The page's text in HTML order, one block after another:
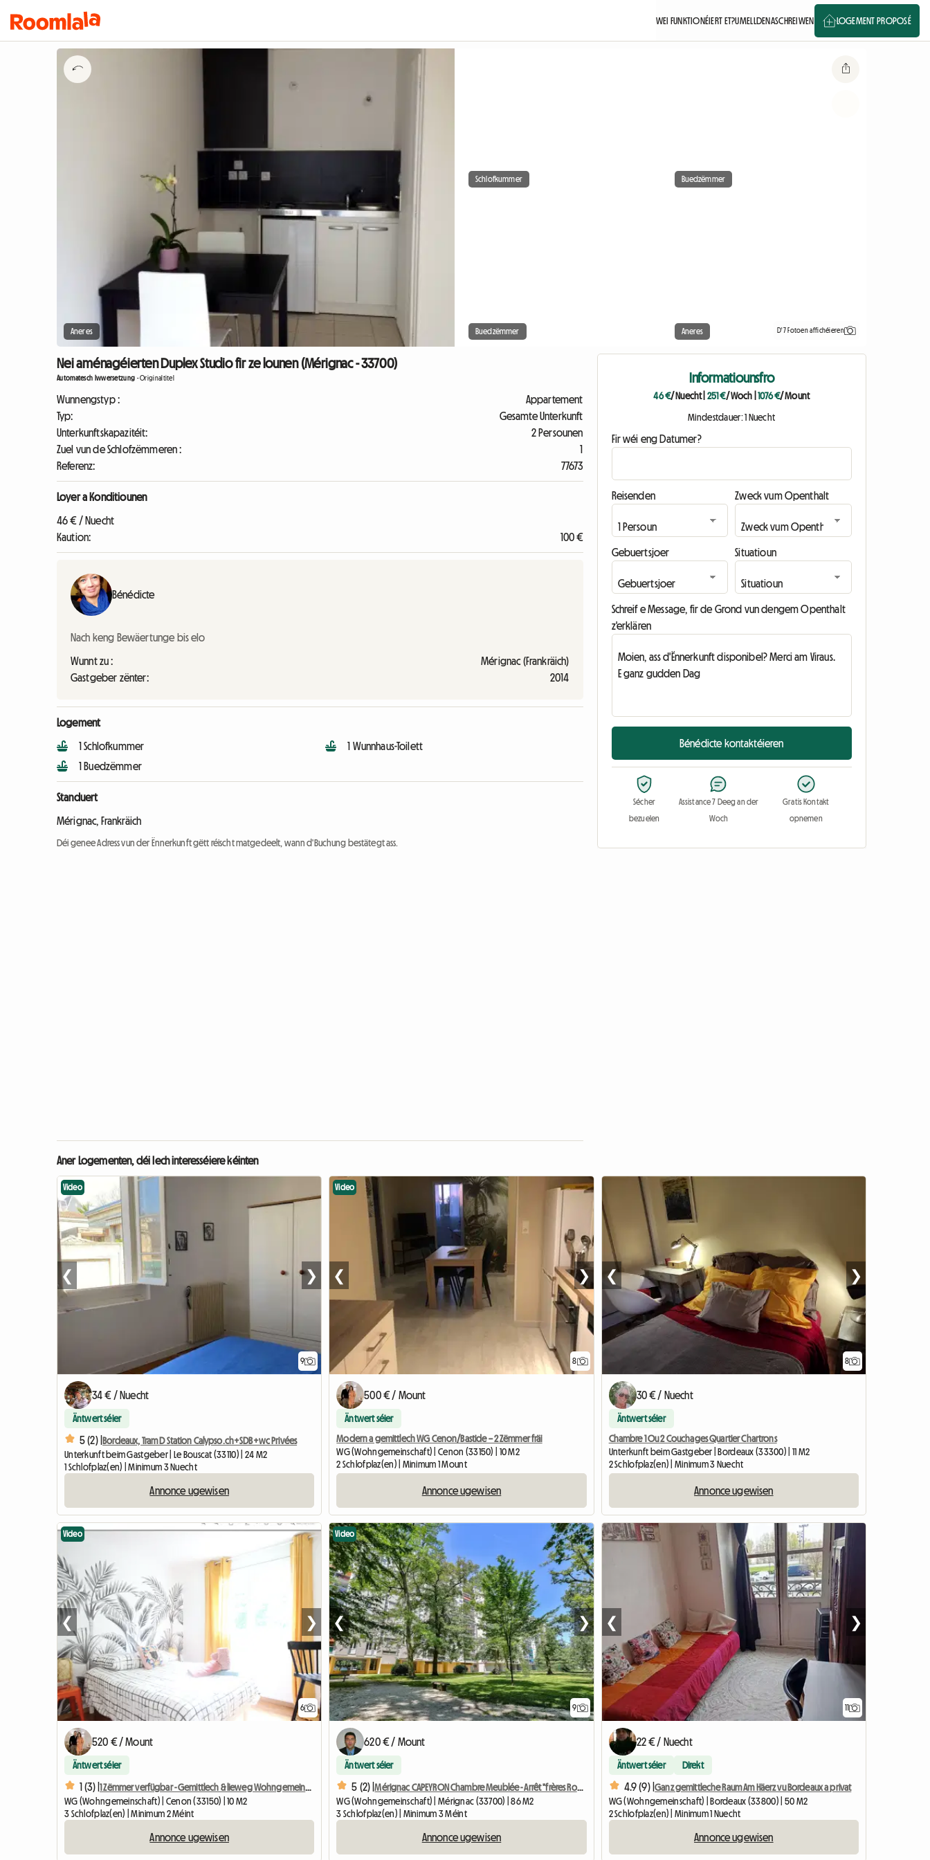
WEI FUNKTIONÉIERT ET?UMELLDENASCHREIWEN LOGEMENT PROPOSÉ
Aneres
Schlofkummer Buedzëmmer
Buedzëmmer Aneres D'7 Fotoen affichéieren
Nei aménagéierten Duplex Studio fir ze lounen (Mérignac - 33700)
Automatesch Iwwersetzung -Originaltitel
Wunnengstyp :
Appartement
Typ:
Gesamte Unterkunft
Unterkunftskapazitéit:
2 Persounen
Zuel vun de Schlofzëmmeren :
1
Referenz:
77673
Loyer a Konditiounen
46 € / Nuecht
Kaution:
100 €
Bénédicte
Nach keng Bewäertunge bis elo
Wunnt zu :
Mérignac (Frankräich)
Gastgeber zënter:
2014
Logement
1 Schlofkummer
1 Buedzëmmer
1 Wunnhaus-Toilett
Standuert
Mérignac, Frankräich
Déi genee Adress vun der Ënnerkunft gëtt réischt matgedeelt, wann d'Buchung bestätegt ass.
Informatiounsfro
46 €/ Nuecht| 251 €/ Woch |1076 €/ Mount
Mindestdauer: 1 Nuecht
Fir wéi eng Datumer?
Reisenden Zweck vum Openthalt
Gebuertsjoer Situatioun
Schreif e Message, fir de Grond vun dengem Openthalt
z'erklären
Bénédicte kontaktéieren
Sécher
bezuelen
Assistance 7 Deeg an der
Woch
Gratis Kontakt
opnemen
Aner Logementen, déi Iech interesséiere kéinten
9
Video
❮ ❯
34 € / Nuecht
Äntwert séier
5 (2) |Bordeaux, Tram D Station Calypso.ch+SDB+wc Privées
Unterkunft beim Gastgeber | Le Bouscat (33110) | 24 M2
1 Schlofplaz(en) | Minimum 3 Nuecht
Annonce ugewisen
8
Video
❮ ❯
500 € / Mount
Äntwert séier
Modern a gemittlech WG Cenon/Bastide – 2 Zëmmer fräi
WG (Wohngemeinschaft) | Cenon (33150) | 10 M2
2 Schlofplaz(en) | Minimum 1 Mount
Annonce ugewisen
8
❮ ❯
30 € / Nuecht
Äntwert séier
Chambre 1 Ou 2 Couchages Quartier Chartrons
Unterkunft beim Gastgeber | Bordeaux (33300) | 11 M2
2 Schlofplaz(en) | Minimum 3 Nuecht
Annonce ugewisen
6
Video
❮ ❯
520 € / Mount
Äntwert séier
1 (3) |
1 Zëmmer verfügbar - Gemittlech & lieweg Wohngemeinschaft
WG (Wohngemeinschaft) | Cenon (33150) | 10 M2
3 Schlofplaz(en) | Minimum 2 Méint
Annonce ugewisen
9
Video
❮ ❯
620 € / Mount
Äntwert séier
5 (2) |
Mérignac CAPEYRON Chambre Meublée - Arrêt "frères Robinson"
WG (Wohngemeinschaft) | Mérignac (33700) | 86 M2
3 Schlofplaz(en) | Minimum 3 Méint
Annonce ugewisen
11
❮ ❯
22 € / Nuecht
Äntwert séier Direkt
4.9 (9) |Ganz gemittleche Raum Am Häerz vu Bordeaux a privat
WG (Wohngemeinschaft) | Bordeaux (33800) | 50 M2
2 Schlofplaz(en) | Minimum 1 Nuecht
Annonce ugewisen